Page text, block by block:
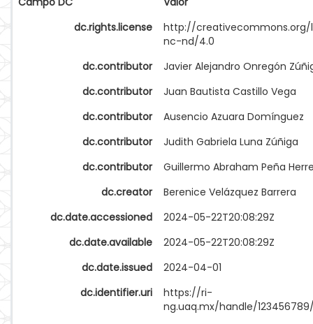
dc.rights.license
http://
nc-nd/4.0
dc.contributor
Javier Alejandro Onregón
dc.contributor
Juan Bautista Castillo Vega
dc.contributor
Ausencio Azuara Domínguez
dc.contributor
Judith Gabriela Luna Zúñiga
dc.contributor
Guillermo Abraham Peña
dc.creator
Berenice Velázquez Barrera
dc.date.accessioned
2024-05-22T20:08:29Z
dc.date.available
2024-05-22T20:08:29Z
dc.date.issued
2024-04-01
dc.identifier.uri
https://ri-
ng.uaq.mx/handle/